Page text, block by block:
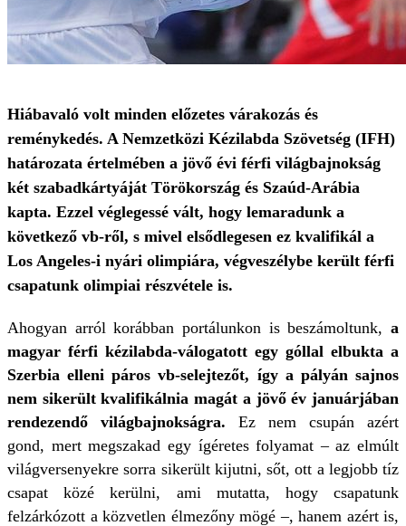
Hiábavaló volt minden előzetes várakozás és
reménykedés. A Nemzetközi Kézilabda Szövetség (IFH)
határozata értelmében a jövő évi férfi világbajnokság
két szabadkártyáját Törökország és Szaúd-Arábia
kapta. Ezzel véglegessé vált, hogy lemaradunk a
következő vb-ről, s mivel elsődlegesen ez kvalifikál a
Los Angeles-i nyári olimpiára, végveszélybe került férfi
csapatunk olimpiai részvétele is.
Ahogyan arról korábban portálunkon is beszámoltunk, a
magyar férfi kézilabda-válogatott egy góllal elbukta a
Szerbia elleni páros vb-selejtezőt, így a pályán sajnos
nem sikerült kvalifikálnia magát a jövő év januárjában
rendezendő világbajnokságra. Ez nem csupán azért
gond, mert megszakad egy ígéretes folyamat – az elmúlt
világversenyekre sorra sikerült kijutni, sőt, ott a legjobb tíz
csapat közé kerülni, ami mutatta, hogy csapatunk
felzárkózott a közvetlen élmezőny mögé –, hanem azért is,